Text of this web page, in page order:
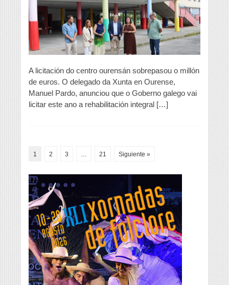
Acuña
A licitación do centro ourensán sobrepasou o millón
de euros. O delegado da Xunta en Ourense,
Manuel Pardo, anunciou que o Goberno galego vai
licitar este ano a rehabilitación integral […]
1 2 3 … 21 Siguiente »